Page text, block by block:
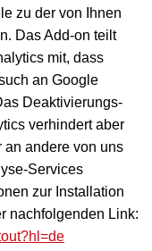
zu der von Ihnen
Das Add-on teilt
mit, dass
an Google
Deaktivierungs-
verhindert aber
an andere von uns
Services
zur Installation
nachfolgenden Link: